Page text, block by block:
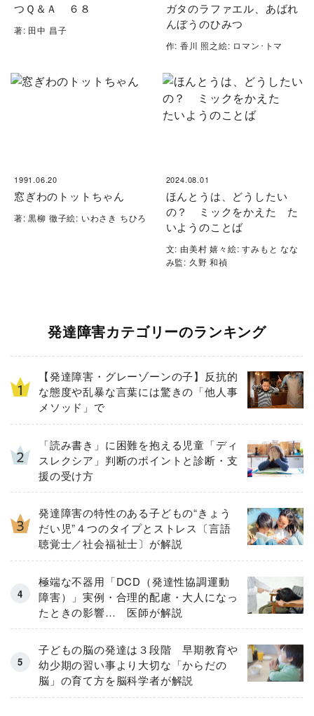
つＱ＆Ａ ６８
著: 田中 昌子
ガタのラファエル、あばれ
んぼうのひみつ
作: 香川 照之絵: ロマン･トマ
1991.06.20
窓ぎわのトットちゃん
著: 黒柳 徹子絵: いわさき ちひろ
2024.08.01
ほんとうは、どうしたい
の？ ミックをかえた た
いようのことば
文: 由美村 嬉々絵: すみもと なな
み監: 久野 和禎
発達障害カテゴリーのランキング
【発達障害・グレーゾーンの子】反抗的
な態度や乱暴な言葉には驚きの「他人事
メソッド」で
「読み書き」に困難を抱える児童「ディ
スレクシア」判断のポイントと診断・支
援の受け方
発達障害の特性のある子どもの“きょう
だい児”４つのタイプとストレス〔言語
聴覚士／社会福祉士〕が解説
極端な不器用「DCD（発達性協調運動
障害）」実例・合理的配慮・大人になっ
たときの影響… 医師が解説
子どもの脳の発達は３段階 早期教育や
幼少期の習い事より大切な「からだの
脳」の育て方を脳科学者が解説